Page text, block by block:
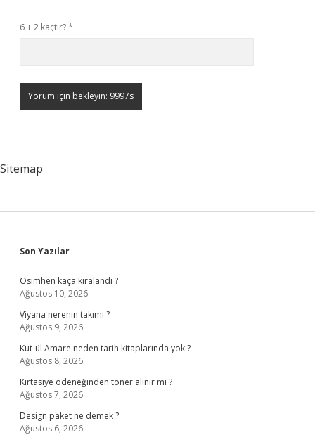
6 + 2 kaçtır?*
Sitemap
Sidebar
Son Yazılar
Osimhen kaça kiralandı ?
Ağustos 10, 2026
Viyana nerenin takımı ?
Ağustos 9, 2026
Kut-ül Amare neden tarih kitaplarında yok ?
Ağustos 8, 2026
Kırtasiye ödeneğinden toner alınır mı ?
Ağustos 7, 2026
Design paket ne demek ?
Ağustos 6, 2026